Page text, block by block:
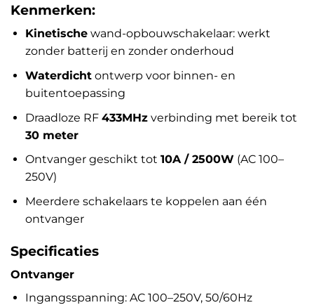
Kenmerken:
Kinetischewand-opbouwschakelaar: werkt
zonder batterij en zonder onderhoud
Waterdichtontwerp voor binnen- en
buitentoepassing
Draadloze RF 433MHzverbinding met bereik tot
30 meter
Ontvanger geschikt tot 10A / 2500W (AC 100–
250V)
Meerdere schakelaars te koppelen aan één
ontvanger
Specificaties
Ontvanger
Ingangsspanning: AC 100–250V, 50/60Hz